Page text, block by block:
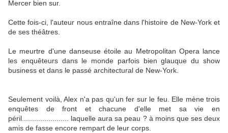
Mercer bien sur.
Cette fois-ci, l'auteur nous entraîne dans l'histoire de New-York et
de ses théâtres.
Le meurtre d'une danseuse étoile au Metropolitan Opera lance
les enquêteurs dans le monde parfois bien glauque du show
business et dans le passé architectural de New-York.
Seulement voilà, Alex n'a pas qu'un fer sur le feu. Elle mène trois
enquêtes de front et chacune d'elle met sa vie en
péril....................... laquelle aura sa peau ? à moins que ses deux
amis de fasse encore rempart de leur corps.